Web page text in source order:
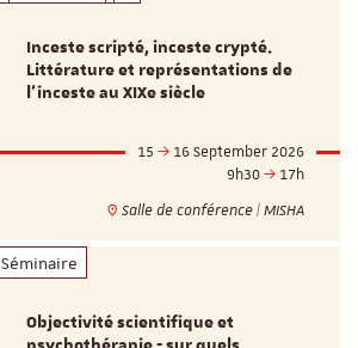
Inceste scripté, inceste crypté.
Littérature et représentations de
l’inceste au XIXe siècle
15
16 September 2026
9h30
17h
Salle de conférence | MISHA
Séminaire
Objectivité scientifique et